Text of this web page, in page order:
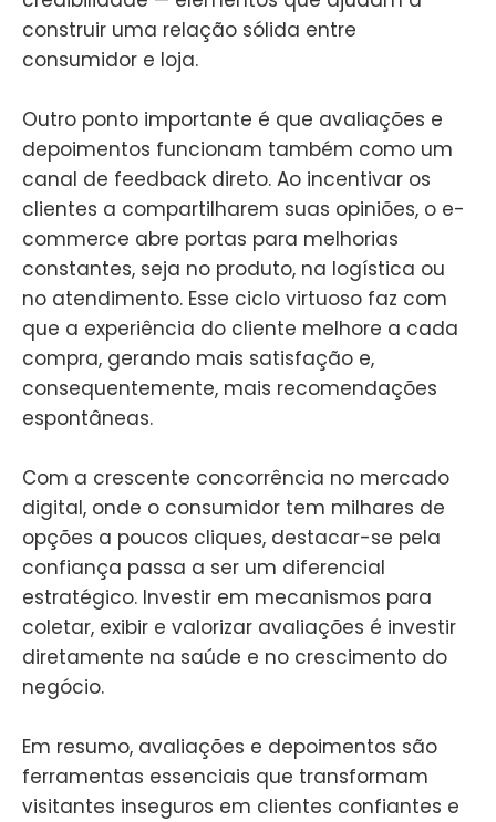
construir uma relação sólida entre
consumidor e loja.
Outro ponto importante é que avaliações e
depoimentos funcionam também como um
canal de feedback direto. Ao incentivar os
clientes a compartilharem suas opiniões, o e-
commerce abre portas para melhorias
constantes, seja no produto, na logística ou
no atendimento. Esse ciclo virtuoso faz com
que a experiência do cliente melhore a cada
compra, gerando mais satisfação e,
consequentemente, mais recomendações
espontâneas.
Com a crescente concorrência no mercado
digital, onde o consumidor tem milhares de
opções a poucos cliques, destacar-se pela
confiança passa a ser um diferencial
estratégico. Investir em mecanismos para
coletar, exibir e valorizar avaliações é investir
diretamente na saúde e no crescimento do
negócio.
Em resumo, avaliações e depoimentos são
ferramentas essenciais que transformam
visitantes inseguros em clientes confiantes e